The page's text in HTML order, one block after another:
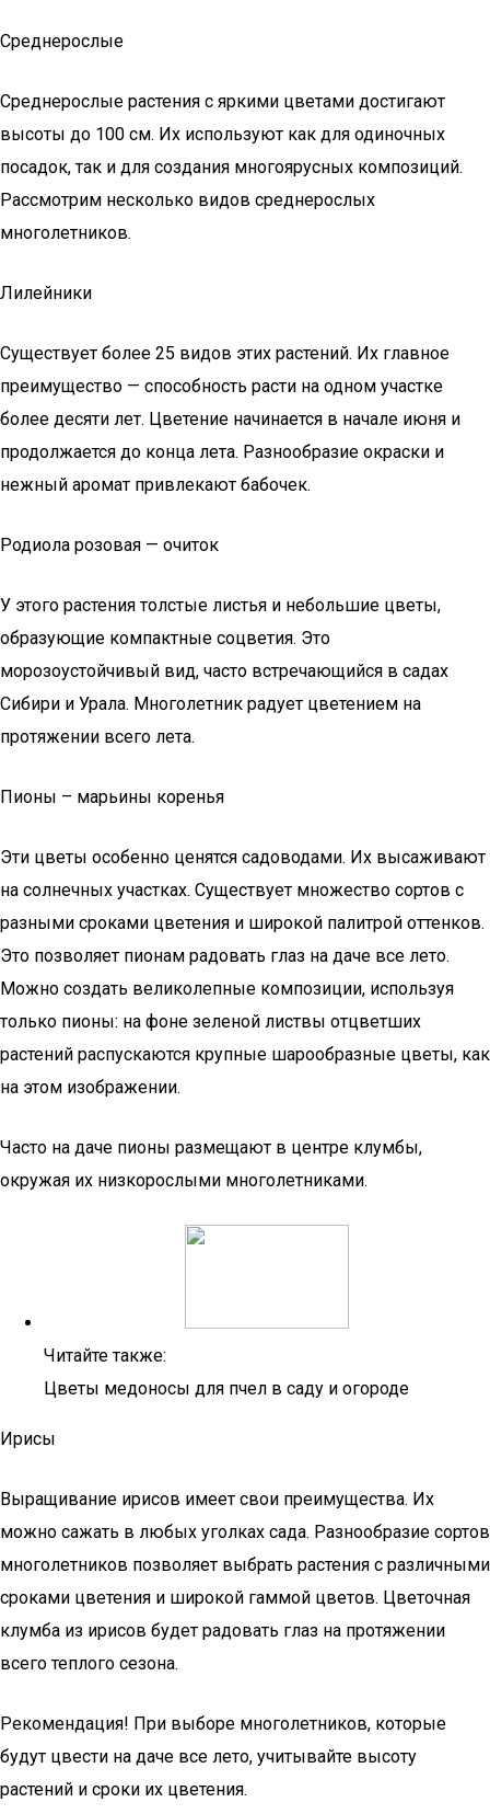
Среднерослые
Среднерослые растения с яркими цветами достигают
высоты до 100 см. Их используют как для одиночных
посадок, так и для создания многоярусных композиций.
Рассмотрим несколько видов среднерослых
многолетников.
Лилейники
Существует более 25 видов этих растений. Их главное
преимущество — способность расти на одном участке
более десяти лет. Цветение начинается в начале июня и
продолжается до конца лета. Разнообразие окраски и
нежный аромат привлекают бабочек.
Родиола розовая — очиток
У этого растения толстые листья и небольшие цветы,
образующие компактные соцветия. Это
морозоустойчивый вид, часто встречающийся в садах
Сибири и Урала. Многолетник радует цветением на
протяжении всего лета.
Пионы – марьины коренья
Эти цветы особенно ценятся садоводами. Их высаживают
на солнечных участках. Существует множество сортов с
разными сроками цветения и широкой палитрой оттенков.
Это позволяет пионам радовать глаз на даче все лето.
Можно создать великолепные композиции, используя
только пионы: на фоне зеленой листвы отцветших
растений распускаются крупные шарообразные цветы, как
на этом изображении.
Часто на даче пионы размещают в центре клумбы,
окружая их низкорослыми многолетниками.
Читайте также:
Цветы медоносы для пчел в саду и огороде
Ирисы
Выращивание ирисов имеет свои преимущества. Их
можно сажать в любых уголках сада. Разнообразие сортов
многолетников позволяет выбрать растения с различными
сроками цветения и широкой гаммой цветов. Цветочная
клумба из ирисов будет радовать глаз на протяжении
всего теплого сезона.
Рекомендация! При выборе многолетников, которые
будут цвести на даче все лето, учитывайте высоту
растений и сроки их цветения.